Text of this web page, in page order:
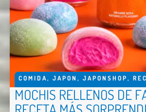
COMIDA, JAPON , JAPONSHOP,
MOCHIS RELLENOS DE